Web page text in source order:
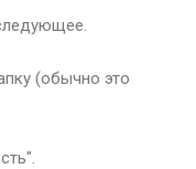
(обычно это